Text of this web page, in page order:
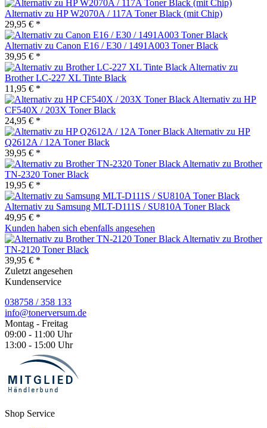
Alternativ zu HP W2070A / 117A Toner Black (mit Chip)
29,95 € *
Alternativ zu Canon E16 / E30 / 1491A003 Toner Black
39,95 € *
Alternativ zu
Brother LC-227 XL Tinte Black
11,95 € *
Alternativ zu HP
CF540X / 203X Toner Black
24,95 € *
Alternativ zu HP
Q2612A / 12A Toner Black
39,95 € *
Alternativ zu Brother
TN-2320 Toner Black
19,95 € *
Alternativ zu Samsung MLT-D111S / SU810A Toner Black
49,95 € *
Kunden haben sich ebenfalls angesehen
Alternativ zu Brother
TN-2120 Toner Black
39,95 € *
Zuletzt angesehen
Kundenservice
038758 / 358 133
info@tonerversum.de
Montag - Freitag
09:00 - 11:00 Uhr
13:00 - 15:00 Uhr
Shop Service